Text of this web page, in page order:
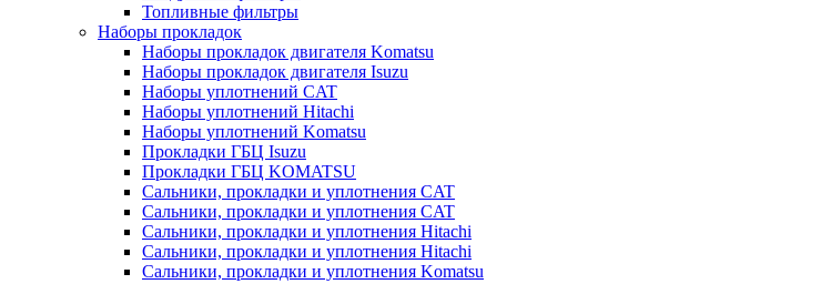
Топливные фильтры
Наборы прокладок
Наборы прокладок двигателя Komatsu
Наборы прокладок двигателя Isuzu
Наборы уплотнений CAT
Наборы уплотнений Hitachi
Наборы уплотнений Komatsu
Прокладки ГБЦ Isuzu
Прокладки ГБЦ KOMATSU
Сальники, прокладки и уплотнения CAT
Сальники, прокладки и уплотнения CAT
Сальники, прокладки и уплотнения Hitachi
Сальники, прокладки и уплотнения Hitachi
Сальники, прокладки и уплотнения Komatsu